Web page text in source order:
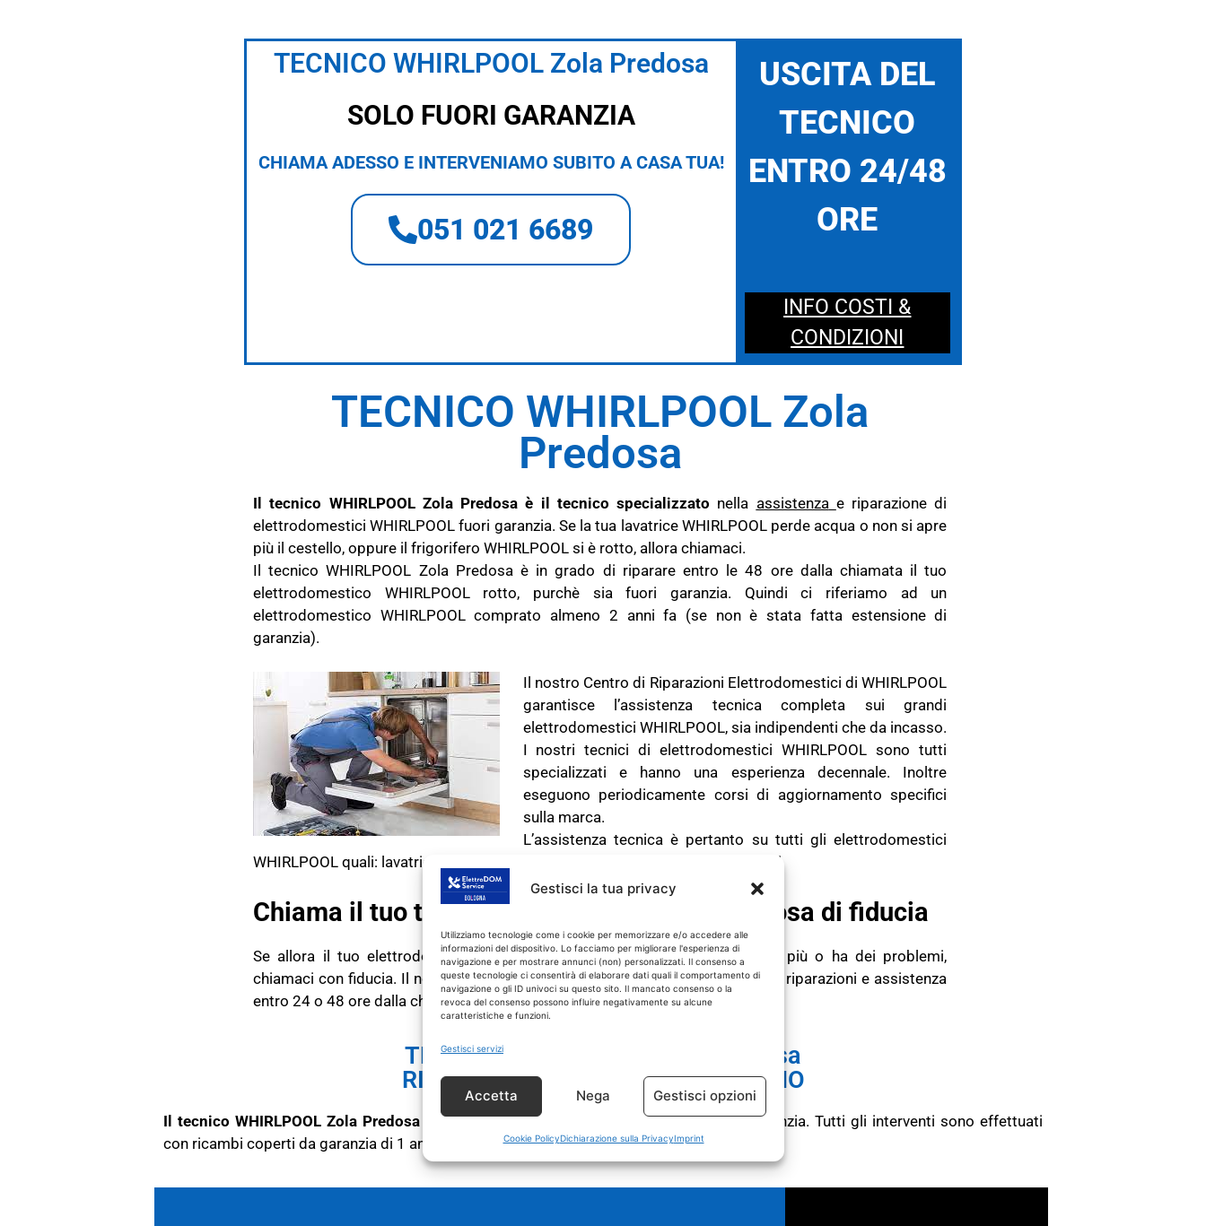
Gestisci la tua privacy
Utilizziamo tecnologie come i cookie per memorizzare e/o accedere alle
informazioni del dispositivo. Lo facciamo per migliorare l'esperienza di
navigazione e per mostrare annunci (non) personalizzati. Il consenso a
queste tecnologie ci consentirà di elaborare dati quali il comportamento di
navigazione o gli ID univoci su questo sito. Il mancato consenso o la
revoca del consenso possono influire negativamente su alcune
caratteristiche e funzioni.
Gestisci servizi
Accetta Nega Gestisci opzioni
Cookie PolicyDichiarazione sulla PrivacyImprint
TECNICO WHIRLPOOL Zola Predosa
SOLO FUORI GARANZIA
CHIAMA ADESSO E INTERVENIAMO SUBITO A CASA TUA!
051 021 6689
USCITA DEL
TECNICO
ENTRO 24/48
ORE
INFO COSTI &
CONDIZIONI
TECNICO WHIRLPOOL Zola
Predosa
Il tecnico WHIRLPOOL Zola Predosa è il tecnico specializzato nella assistenza e riparazione di
elettrodomestici WHIRLPOOL fuori garanzia. Se la tua lavatrice WHIRLPOOL perde acqua o non si apre
più il cestello, oppure il frigorifero WHIRLPOOL si è rotto, allora chiamaci.
Il tecnico WHIRLPOOL Zola Predosa è in grado di riparare entro le 48 ore dalla chiamata il tuo
elettrodomestico WHIRLPOOL rotto, purchè sia fuori garanzia. Quindi ci riferiamo ad un
elettrodomestico WHIRLPOOL comprato almeno 2 anni fa (se non è stata fatta estensione di
garanzia).
Il nostro Centro di Riparazioni Elettrodomestici di WHIRLPOOL
garantisce l’assistenza tecnica completa sui grandi
elettrodomestici WHIRLPOOL, sia indipendenti che da incasso.
I nostri tecnici di elettrodomestici WHIRLPOOL sono tutti
specializzati e hanno una esperienza decennale. Inoltre
eseguono periodicamente corsi di aggiornamento specifici
sulla marca.
L’assistenza tecnica è pertanto su tutti gli elettrodomestici
WHIRLPOOL quali: lavatrici, asciugatrici, lavastoviglie, frigoriferi e forni elettrici
Chiama il tuo tecnico WHIRLPOOL Zola Predosa di fiducia
Se allora il tuo elettrodomestico WHIRLPOOL fuori garanzia non funziona più o ha dei problemi,
chiamaci con fiducia. Il nostro tecnico elettrodomestici Zola Predosa esegue riparazioni e assistenza
entro 24 o 48 ore dalla chiamata di intervento.
TECNICO WHIRLPOOL Zola Predosa
RICAMBI CON GARANZIA DI 1 ANNO
Il tecnico WHIRLPOOL Zola PredosaintervieneSOLOsu prodotti WHIRLPOOL fuori garanzia.Tutti gli interventi sono effettuati
con ricambi coperti da garanzia di 1 anno.